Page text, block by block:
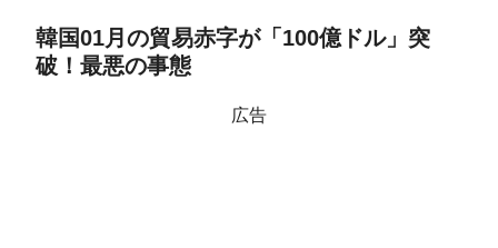
韓国01月の貿易赤字が「100億ドル」突
破！最悪の事態
広告